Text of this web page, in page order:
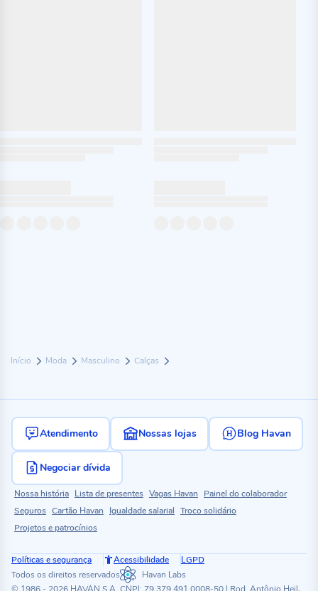
Início Moda Masculino Calças
Atendimento Nossas lojas Blog Havan
Negociar dívida
Nossa história Lista de presentes Vagas Havan
Painel do colaborador
Seguros Cartão Havan Igualdade salarial Troco solidário
Projetos e patrocínios
Políticas e segurança Acessibilidade
LGPD
Todos os direitos reservados
Havan Labs